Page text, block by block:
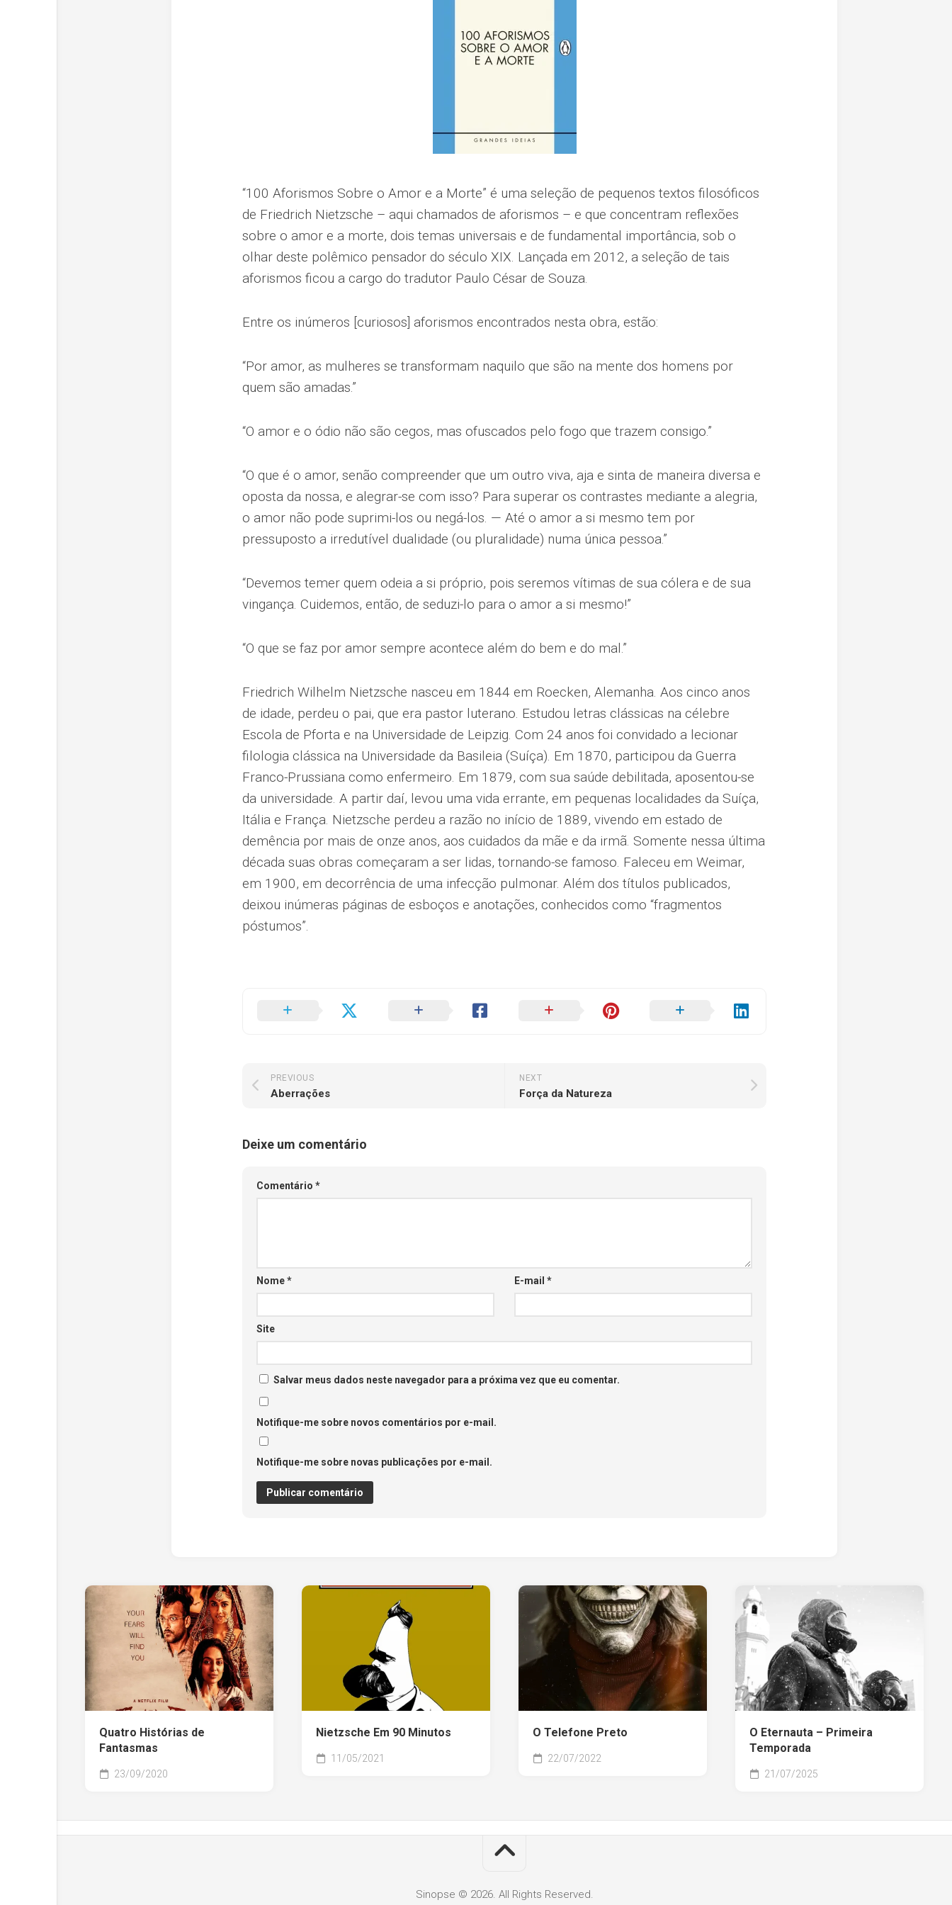
“100 Aforismos Sobre o Amor e a Morte” é uma seleção de pequenos textos filosóficos
de Friedrich Nietzsche – aqui chamados de aforismos – e que concentram reflexões
sobre o amor e a morte, dois temas universais e de fundamental importância, sob o
olhar deste polêmico pensador do século XIX. Lançada em 2012, a seleção de tais
aforismos ficou a cargo do tradutor Paulo César de Souza.
Entre os inúmeros [curiosos] aforismos encontrados nesta obra, estão:
“Por amor, as mulheres se transformam naquilo que são na mente dos homens por
quem são amadas.”
“O amor e o ódio não são cegos, mas ofuscados pelo fogo que trazem consigo.”
“O que é o amor, senão compreender que um outro viva, aja e sinta de maneira diversa e
oposta da nossa, e alegrar-se com isso? Para superar os contrastes mediante a alegria,
o amor não pode suprimi-los ou negá-los. — Até o amor a si mesmo tem por
pressuposto a irredutível dualidade (ou pluralidade) numa única pessoa.”
“Devemos temer quem odeia a si próprio, pois seremos vítimas de sua cólera e de sua
vingança. Cuidemos, então, de seduzi-lo para o amor a si mesmo!”
“O que se faz por amor sempre acontece além do bem e do mal.”
Friedrich Wilhelm Nietzsche nasceu em 1844 em Roecken, Alemanha. Aos cinco anos
de idade, perdeu o pai, que era pastor luterano. Estudou letras clássicas na célebre
Escola de Pforta e na Universidade de Leipzig. Com 24 anos foi convidado a lecionar
filologia clássica na Universidade da Basileia (Suíça). Em 1870, participou da Guerra
Franco-Prussiana como enfermeiro. Em 1879, com sua saúde debilitada, aposentou-se
da universidade. A partir daí, levou uma vida errante, em pequenas localidades da Suíça,
Itália e França. Nietzsche perdeu a razão no início de 1889, vivendo em estado de
demência por mais de onze anos, aos cuidados da mãe e da irmã. Somente nessa última
década suas obras começaram a ser lidas, tornando-se famoso. Faleceu em Weimar,
em 1900, em decorrência de uma infecção pulmonar. Além dos títulos publicados,
deixou inúmeras páginas de esboços e anotações, conhecidos como “fragmentos
póstumos”.
NEXT
Força da Natureza
PREVIOUS
Aberrações
Deixe um comentário
Comentário *
Nome* E-mail *
Site
Salvar meus dados neste navegador para a próxima vez que eu comentar.
Notifique-me sobre novos comentários por e-mail.
Notifique-me sobre novas publicações por e-mail.
Quatro Histórias de
Fantasmas
23/09/2020
Nietzsche Em 90 Minutos
11/05/2021
O Telefone Preto
22/07/2022
O Eternauta – Primeira
Temporada
21/07/2025
Sinopse © 2026. All Rights Reserved.